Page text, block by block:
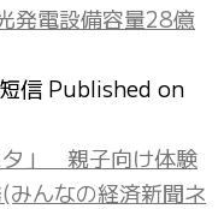
発電設備容量28億
信 Published on
タ」 親子向け体験
んなの経済新聞ネ